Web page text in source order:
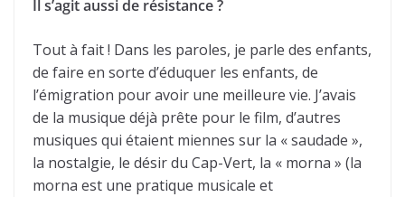
Il s’agit aussi de résistance ?
Tout à fait ! Dans les paroles, je parle des enfants,
de faire en sorte d’éduquer les enfants, de
l’émigration pour avoir une meilleure vie. J’avais
de la musique déjà prête pour le film, d’autres
musiques qui étaient miennes sur la « saudade »,
la nostalgie, le désir du Cap-Vert, la « morna » (la
morna est une pratique musicale et